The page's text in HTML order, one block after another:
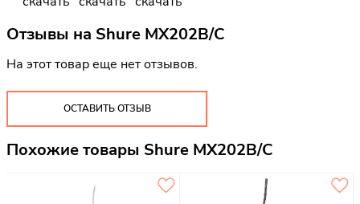
Отзывы на Shure MX202B/C
На этот товар еще нет отзывов.
ОСТАВИТЬ ОТЗЫВ
Похожие товары Shure MX202B/C